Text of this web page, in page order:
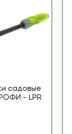
садовые
- LPR